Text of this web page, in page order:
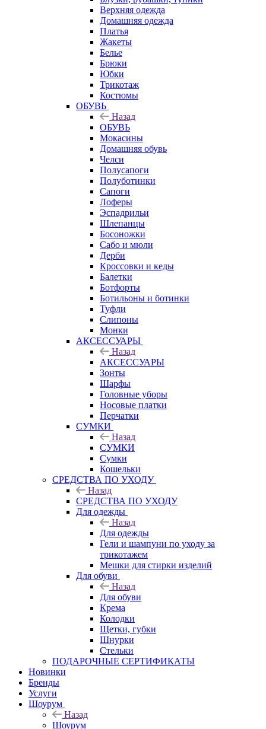
Верхняя одежда
Домашняя одежда
Платья
Жакеты
Белье
Брюки
Юбки
Трикотаж
Костюмы
ОБУВЬ
Назад
ОБУВЬ
Мокасины
Домашняя обувь
Челси
Полусапоги
Полуботинки
Сапоги
Лоферы
Эспадрильи
Шлепанцы
Босоножки
Сабо и мюли
Дерби
Кроссовки и кеды
Балетки
Ботфорты
Ботильоны и ботинки
Туфли
Слипоны
Монки
АКСЕССУАРЫ
Назад
АКСЕССУАРЫ
Зонты
Шарфы
Головные уборы
Носовые платки
Перчатки
СУМКИ
Назад
СУМКИ
Сумки
Кошельки
CРЕДСТВА ПО УХОДУ
Назад
CРЕДСТВА ПО УХОДУ
Для одежды
Назад
Для одежды
Гели и шампуни по уходу за
трикотажем
Мешки для стирки изделий
Для обуви
Назад
Для обуви
Крема
Колодки
Щетки, губки
Шнурки
Стельки
ПОДАРОЧНЫЕ СЕРТИФИКАТЫ
Новинки
Бренды
Услуги
Шоурум
Назад
Шоурум